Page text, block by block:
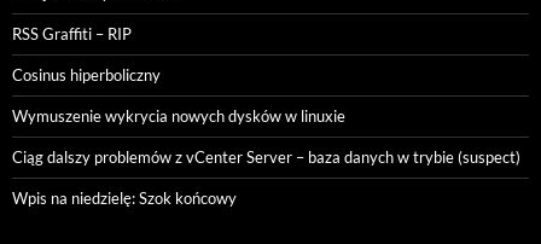
RSS Graffiti – RIP
Cosinus hiperboliczny
Wymuszenie wykrycia nowych dysków w linuxie
Ciąg dalszy problemów z vCenter Server – baza danych w trybie (suspect)
Wpis na niedzielę: Szok końcowy